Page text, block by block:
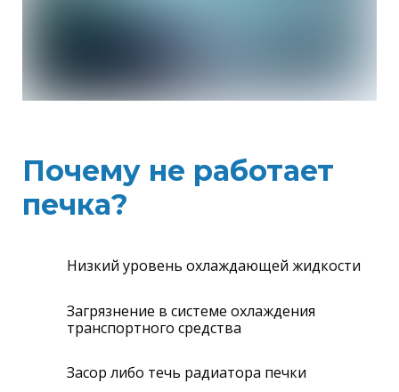
Почему не работает
печка?
Низкий уровень охлаждающей жидкости
Загрязнение в системе охлаждения
транспортного средства
Засор либо течь радиатора печки